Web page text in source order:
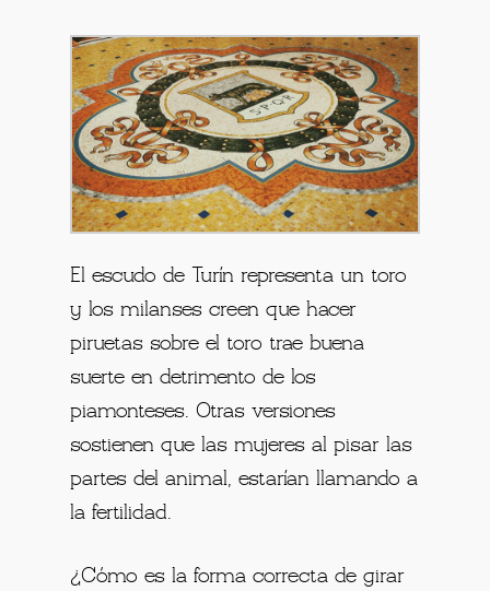
El escudo de Turín representa un toro
y los milanses creen que hacer
piruetas sobre el toro trae buena
suerte en detrimento de los
piamonteses. Otras versiones
sostienen que las mujeres al pisar las
partes del animal, estarían llamando a
la fertilidad.
¿Cómo es la forma correcta de girar